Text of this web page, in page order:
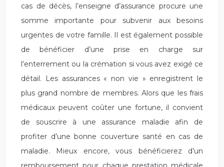
cas de décès, l’enseigne d’assurance procure une
somme importante pour subvenir aux besoins
urgentes de votre famille. Il est également possible
de bénéficier d’une prise en charge sur
l’enterrement ou la crémation si vous avez exigé ce
détail. Les assurances « non vie » enregistrent le
plus grand nombre de membres. Alors que les frais
médicaux peuvent coûter une fortune, il convient
de souscrire à une assurance maladie afin de
profiter d’une bonne couverture santé en cas de
maladie. Mieux encore, vous bénéficierez d’un